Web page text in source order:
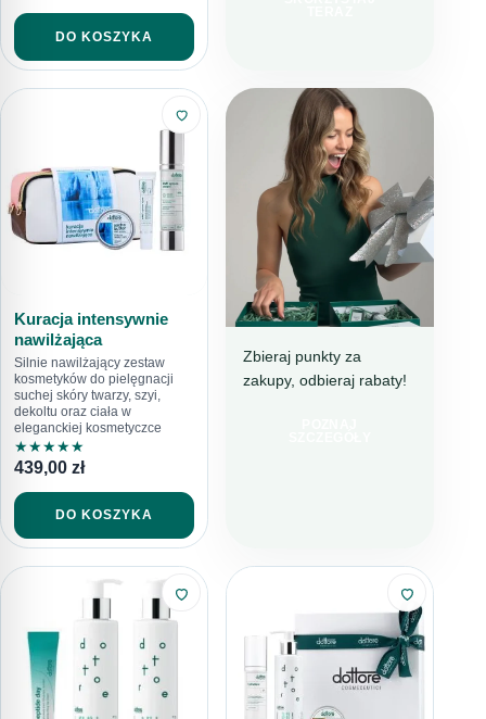
DO KOSZYKA
Kuracja intensywnie
nawilżająca
Silnie nawilżający zestaw
kosmetyków do pielęgnacji
suchej skóry twarzy, szyi,
dekoltu oraz ciała w
eleganckiej kosmetyczce
★★★★★
439,00 zł
DO KOSZYKA
DOTTORE CLUB
Zbieraj punkty za
zakupy, odbieraj rabaty!